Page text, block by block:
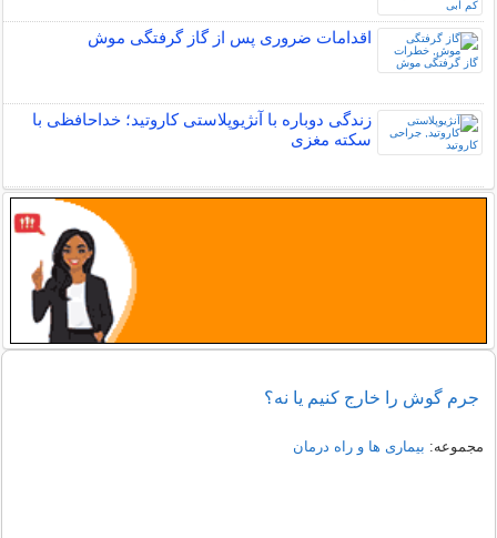
اقدامات ضروری پس از گاز گرفتگی موش
زندگی دوباره با آنژیوپلاستی کاروتید؛ خداحافظی با
سکته مغزی
جرم گوش را خارج کنیم یا نه؟
مجموعه: بیماری ها و راه درمان